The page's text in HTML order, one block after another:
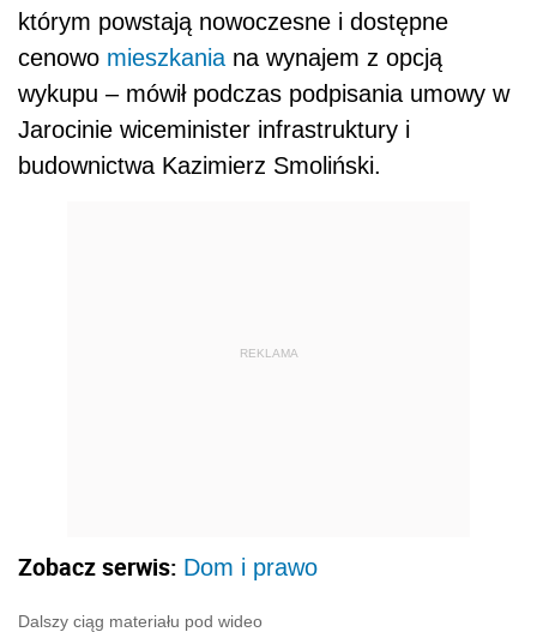
którym powstają nowoczesne i dostępne
cenowo mieszkania na wynajem z opcją
wykupu – mówił podczas podpisania umowy w
Jarocinie wiceminister infrastruktury i
budownictwa Kazimierz Smoliński.
REKLAMA
Zobacz serwis: Dom i prawo
Dalszy ciąg materiału pod wideo